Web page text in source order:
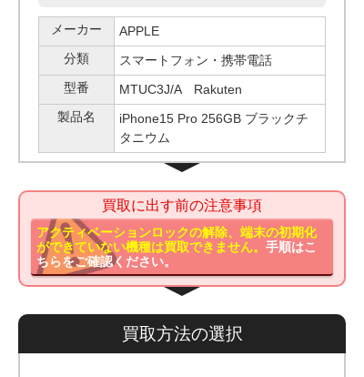
メーカー
APPLE
分類
スマートフォン・携帯電話
型番
MTUC3J/A Rakuten
製品名
iPhone15 Pro 256GB ブラックチ
タニウム
買取に出す前の注意事項
アクティベーションロックの解除、端末の初期化
ができていない機種は買取できません。手順はこ
ちらをご確認ください。
買取方法の選択